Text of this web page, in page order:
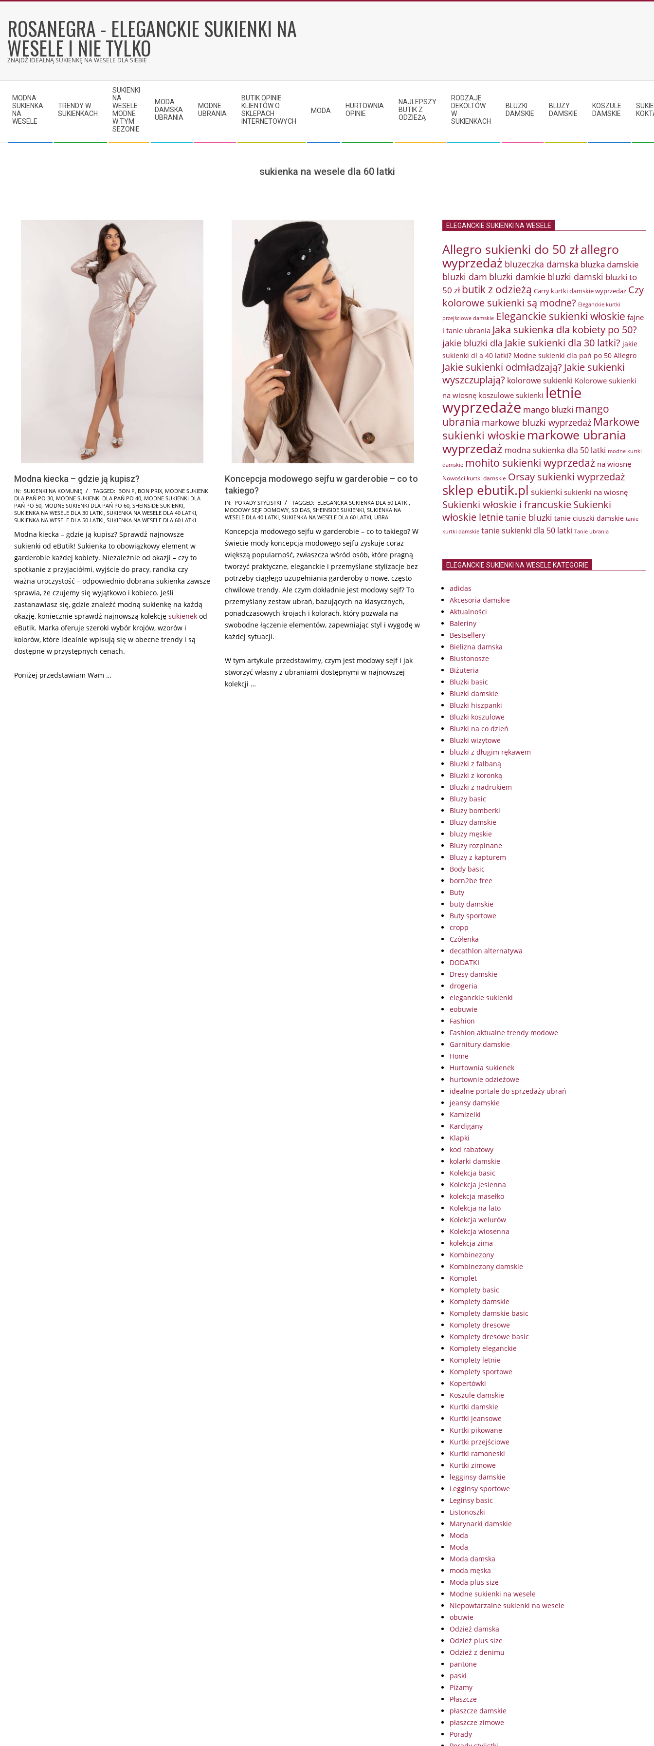
contentROSANEGRA - ELEGANCKIE SUKIENKI NA
WESELE I NIE TYLKO
ZNAJDŹ IDEALNĄ SUKIENKĘ NA WESELE DLA SIEBIE
Navigation
Menu
MODNA
SUKIENKA
NA
WESELE
TRENDY W
SUKIENKACH
SUKIENKI
NA
WESELE
MODNE
W TYM
SEZONIE
MODA
DAMSKA
UBRANIA
MODNE
UBRANIA
BUTIK OPINIE
KLIENTÓW O
SKLEPACH
INTERNETOWYCH
MODA
HURTOWNIA
OPINIE
NAJLEPSZY
BUTIK Z
ODZIEŻĄ
RODZAJE
DEKOLTÓW
W
SUKIENKACH
BLUZKI
DAMSKIE
BLUZY
DAMSKIE
KOSZULE
DAMSKIE
sukienka na wesele dla 60 latki
Modna kiecka – gdzie ją kupisz?
2025-
08-
13
IN: SUKIENKI NA KOMUNIĘ TAGGED: BON P, BON PRIX, MODNE SUKIENKI
DLA PAŃ PO 30, MODNE SUKIENKI DLA PAŃ PO 40, MODNE SUKIENKI DLA
PAŃ PO 50, MODNE SUKIENKI DLA PAŃ PO 60, SHEINSIDE SUKIENKI,
SUKIENKA NA WESELE DLA 30 LATKI, SUKIENKA NA WESELE DLA 40 LATKI,
SUKIENKA NA WESELE DLA 50 LATKI, SUKIENKA NA WESELE DLA 60 LATKI
Modna kiecka – gdzie ją kupisz? Sprawdź najnowsze
sukienki od eButik! Sukienka to obowiązkowy element w
garderobie każdej kobiety. Niezależnie od okazji – czy to
spotkanie z przyjaciółmi, wyjście do pracy, randka czy
ważna uroczystość – odpowiednio dobrana sukienka zawsze
sprawia, że czujemy się wyjątkowo i kobieco. Jeśli
zastanawiasz się, gdzie znaleźć modną sukienkę na każdą
okazję, koniecznie sprawdź najnowszą kolekcję sukienek od
eButik. Marka oferuje szeroki wybór krojów, wzorów i
kolorów, które idealnie wpisują się w obecne trendy i są
dostępne w przystępnych cenach.
Poniżej przedstawiam Wam …
Koncepcja modowego sejfu w garderobie – co to
takiego?
2024-
11-
IN: PORADY STYLISTKI TAGGED: ELEGANCKA SUKIENKA DLA 50 LATKI,
MODOWY SEJF DOMOWY, SDIDAS, SHEINSIDE SUKIENKI, SUKIENKA NA
WESELE DLA 40 LATKI, SUKIENKA NA WESELE DLA 60 LATKI, UBRA
Koncepcja modowego sejfu w garderobie – co to takiego? W
świecie mody koncepcja modowego sejfu zyskuje coraz
większą popularność, zwłaszcza wśród osób, które pragną
tworzyć praktyczne, eleganckie i przemyślane stylizacje bez
potrzeby ciągłego uzupełniania garderoby o nowe, często
chwilowe trendy. Ale czym dokładnie jest modowy sejf? To
przemyślany zestaw ubrań, bazujących na klasycznych,
ponadczasowych krojach i kolorach, który pozwala na
swobodne łączenie elementów, zapewniając styl i wygodę w
każdej sytuacji.
W tym artykule przedstawimy, czym jest modowy sejf i jak
stworzyć własny z ubraniami dostępnymi w najnowszej
kolekcji …
ELEGANCKIE SUKIENKI NA WESELE
Allegro sukienki do 50 złallegro
wyprzedaż bluzeczka damska bluzka damskie
bluzki dam bluzki damkie bluzki damski bluzki to
50 zł butik z odzieżą Carry kurtki damskie wyprzedaż Czy
kolorowe sukienki są modne? Eleganckie kurtki
przejściowe damskie Eleganckie sukienki włoskie fajne
i tanie ubrania Jaka sukienka dla kobiety po 50?
jakie bluzki dla Jakie sukienki dla 30 latki? jakie
sukienki dl a 40 latki? Modne sukienki dla pań po 50 Allegro
Jakie sukienki odmładzają? Jakie sukienki
wyszczuplają? kolorowe sukienki Kolorowe sukienki
na wiosnę koszulowe sukienki letnie
wyprzedaże mango bluzki mango
ubrania markowe bluzki wyprzedaż Markowe
sukienki włoskie markowe ubrania
wyprzedaż modna sukienka dla 50 latki modne kurtki
damskie mohito sukienki wyprzedaż na wiosnę
Nowości kurtki damskie Orsay sukienki wyprzedaż
sklep ebutik.pl sukienki sukienki na wiosnę
Sukienki włoskie i francuskieSukienki
włoskie letnietanie bluzki tanie ciuszki damskie tanie
kurtki damskie tanie sukienki dla 50 latki Tanie ubrania
ELEGANCKIE SUKIENKI NA WESELE KATEGORIE
adidas
Akcesoria damskie
Aktualności
Baleriny
Bestsellery
Bielizna damska
Biustonosze
Biżuteria
Bluzki basic
Bluzki damskie
Bluzki hiszpanki
Bluzki koszulowe
Bluzki na co dzień
Bluzki wizytowe
bluzki z długim rękawem
Bluzki z falbaną
Bluzki z koronką
Bluzki z nadrukiem
Bluzy basic
Bluzy bomberki
Bluzy damskie
bluzy męskie
Bluzy rozpinane
Bluzy z kapturem
Body basic
born2be free
Buty
buty damskie
Buty sportowe
cropp
Czółenka
decathlon alternatywa
DODATKI
Dresy damskie
drogeria
eleganckie sukienki
eobuwie
Fashion
Fashion aktualne trendy modowe
Garnitury damskie
Home
Hurtownia sukienek
hurtownie odzieżowe
idealne portale do sprzedaży ubrań
jeansy damskie
Kamizelki
Kardigany
Klapki
kod rabatowy
kolarki damskie
Kolekcja basic
Kolekcja jesienna
kolekcja masełko
Kolekcja na lato
Kolekcja welurów
Kolekcja wiosenna
kolekcja zima
Kombinezony
Kombinezony damskie
Komplet
Komplety basic
Komplety damskie
Komplety damskie basic
Komplety dresowe
Komplety dresowe basic
Komplety eleganckie
Komplety letnie
Komplety sportowe
Kopertówki
Koszule damskie
Kurtki damskie
Kurtki jeansowe
Kurtki pikowane
Kurtki przejściowe
Kurtki ramoneski
Kurtki zimowe
legginsy damskie
Legginsy sportowe
Leginsy basic
Listonoszki
Marynarki damskie
Moda
Moda
Moda damska
moda męska
Moda plus size
Modne sukienki na wesele
Niepowtarzalne sukienki na wesele
obuwie
Odzież damska
Odzież plus size
Odzież z denimu
pantone
paski
Piżamy
Płaszcze
płaszcze damskie
płaszcze zimowe
Porady